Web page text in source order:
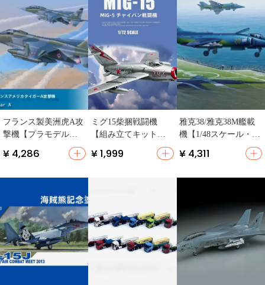
フランス製美洲虎A攻
撃機【プラモデル・
組み立てキット・一
部塗装必要】
¥ 4,286
ミグ15柴捆戦闘機
【組み立てキット・
¥ 1,999
雅克38/雅克38M艦載
機【1/48スケール・プ
¥ 4,311